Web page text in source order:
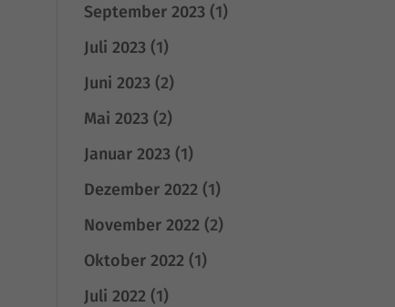
September 2023 (1)
Juli 2023 (1)
Juni 2023 (2)
Mai 2023 (2)
Januar 2023 (1)
Dezember 2022 (1)
November 2022 (2)
Oktober 2022 (1)
Juli 2022 (1)